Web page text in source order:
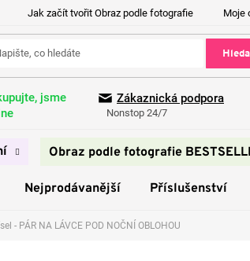
Jak začít tvořit Obraz podle fotografie Moje
jsme
Zákaznická podpora
Nonstop 24/7
Obraz podle fotografie
Nejprodávanější Příslušenství
- PÁR NA LÁVCE POD NOČNÍ OBLOHOU